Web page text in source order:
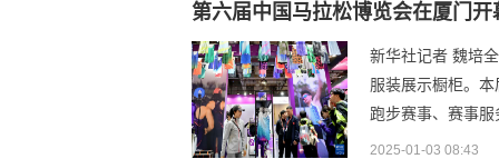
第六届中国马拉松博览会在厦门开
新华社记者 魏培
服装展示橱柜。
跑步赛事、赛事
2025-01-03 08:43